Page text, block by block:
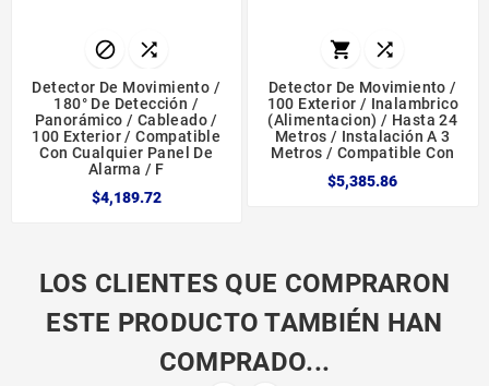
 
Detector De Movimiento /
180° De Detección /
Panorámico / Cableado /
100 Exterior / Compatible
Con Cualquier Panel De
Alarma / F
$4,189.72
 
Detector De Movimiento /
100 Exterior / Inalambrico
(alimentacion) / Hasta 24
Metros / Instalación A 3
Metros / Compatible Con
$5,385.86
LOS CLIENTES QUE COMPRARON
ESTE PRODUCTO TAMBIÉN HAN
COMPRADO...